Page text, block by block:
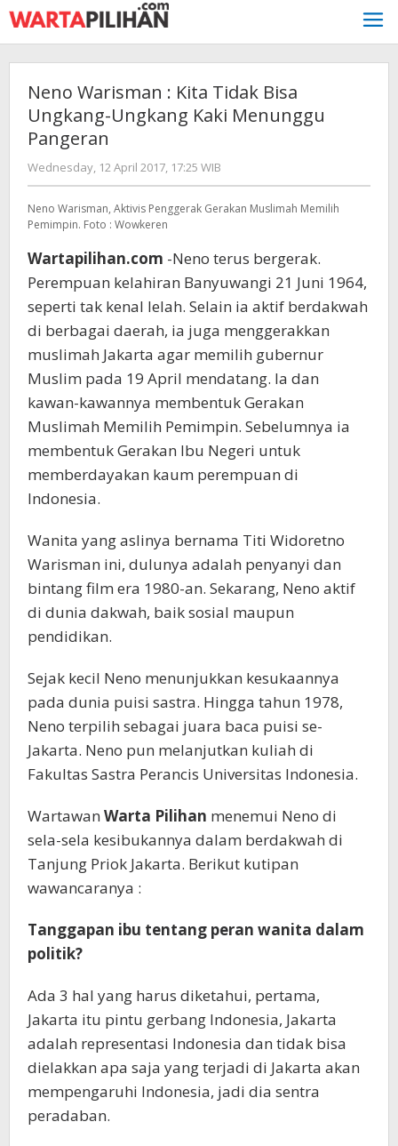
Skip
to
content
Neno Warisman : Kita Tidak Bisa
Ungkang-Ungkang Kaki Menunggu
Pangeran
Wednesday, 12 April 2017, 17:25 WIB
redaksi
Neno Warisman, Aktivis Penggerak Gerakan Muslimah Memilih
Pemimpin. Foto : Wowkeren
Wartapilihan.com -Neno terus bergerak.
Perempuan kelahiran Banyuwangi 21 Juni 1964,
seperti tak kenal lelah. Selain ia aktif berdakwah
di berbagai daerah, ia juga menggerakkan
muslimah Jakarta agar memilih gubernur
Muslim pada 19 April mendatang. Ia dan
kawan-kawannya membentuk Gerakan
Muslimah Memilih Pemimpin. Sebelumnya ia
membentuk Gerakan Ibu Negeri untuk
memberdayakan kaum perempuan di
Indonesia.
Wanita yang aslinya bernama Titi Widoretno
Warisman ini, dulunya adalah penyanyi dan
bintang film era 1980-an. Sekarang, Neno aktif
di dunia dakwah, baik sosial maupun
pendidikan.
Sejak kecil Neno menunjukkan kesukaannya
pada dunia puisi sastra. Hingga tahun 1978,
Neno terpilih sebagai juara baca puisi se-
Jakarta. Neno pun melanjutkan kuliah di
Fakultas Sastra Perancis Universitas Indonesia.
Wartawan Warta Pilihan menemui Neno di
sela-sela kesibukannya dalam berdakwah di
Tanjung Priok Jakarta. Berikut kutipan
wawancaranya :
Tanggapan ibu tentang peran wanita dalam
politik?
Ada 3 hal yang harus diketahui, pertama,
Jakarta itu pintu gerbang Indonesia, Jakarta
adalah representasi Indonesia dan tidak bisa
dielakkan apa saja yang terjadi di Jakarta akan
mempengaruhi Indonesia, jadi dia sentra
peradaban.